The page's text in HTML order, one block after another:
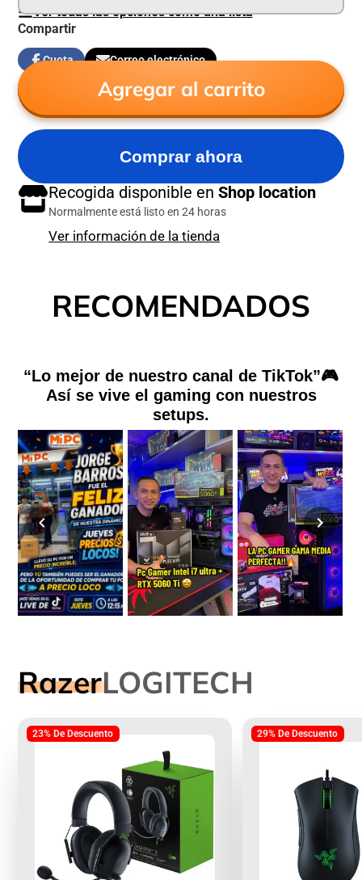
Ver todas las opciones como una lista
Compartir
Cuota
Compartir
Se
una
nueva
Correo electrónico
por
correo
electrónico
Agregar al carrito
Comprar ahora
Recogida disponible enShop location
Normalmente está listo en 24 horas
Ver información de la tienda
RECOMENDADOS
“Lo mejor de nuestro canal de TikTok”🎮
Así se vive el gaming con nuestros
setups.
RazerLOGITECH
23% De Descuento 29% De Descuento